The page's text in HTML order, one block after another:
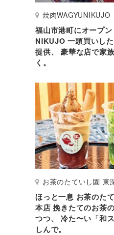
焼肉WAGYUNIKUJO
福山市港町にオープ
NIKUJO 一頭買いし
提供、 豪華な店で家
く。
お茶のたていし園 東
ほっと一息 お茶のた
本店 挽きたてのお茶
つつ、 冷た〜い「和
しんで。